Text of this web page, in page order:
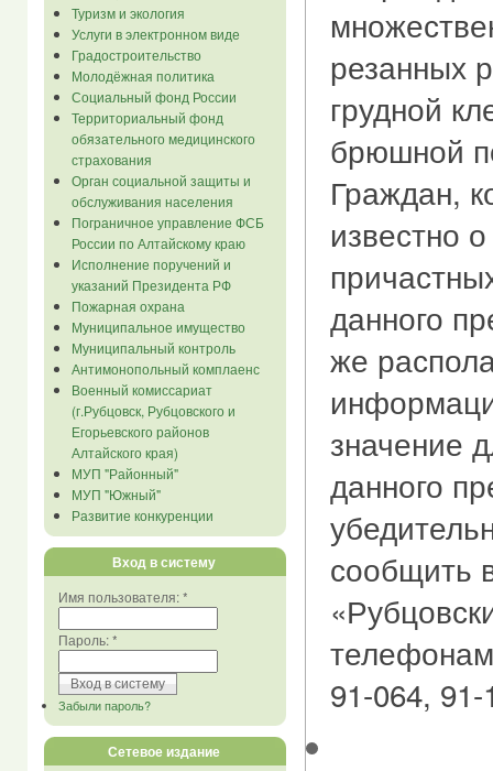
Туризм и экология
Услуги в электронном виде
Градостроительство
Молодёжная политика
Социальный фонд России
Территориальный фонд
обязательного медицинского
страхования
Орган социальной защиты и
обслуживания населения
Пограничное управление ФСБ
России по Алтайскому краю
Исполнение поручений и
указаний Президента РФ
Пожарная охрана
Муниципальное имущество
Муниципальный контроль
Антимонопольный комплаенс
Военный комиссариат
(г.Рубцовск, Рубцовского и
Егорьевского районов
Алтайского края)
МУП "Районный"
МУП "Южный"
Развитие конкуренции
Вход в систему
Имя пользователя:*
Пароль:*
Забыли пароль?
Сетевое издание
резанных
грудной
брюшной
Граждан,
известно
данного
же
значение
данного
сообщить
91-064,